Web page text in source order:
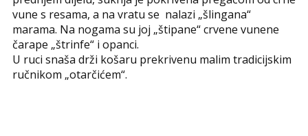
vune s resama, a na vratu se nalazi „šlingana“
marama. Na nogama su joj „štipane“ crvene vunene
čarape „štrinfe“ i opanci.
U ruci snaša drži košaru prekrivenu malim tradicijskim
ručnikom „otarčićem“.